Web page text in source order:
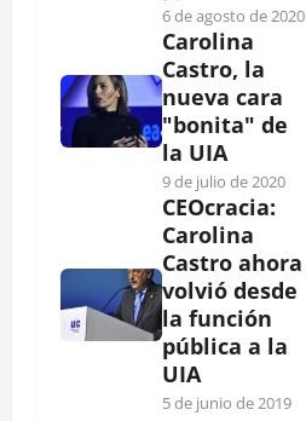
6 de agosto de 2020
Carolina
Castro, la
nueva cara
"bonita" de
la UIA
9 de julio de 2020
CEOcracia:
Carolina
Castro ahora
volvió desde
la función
pública a la
UIA
5 de junio de 2019